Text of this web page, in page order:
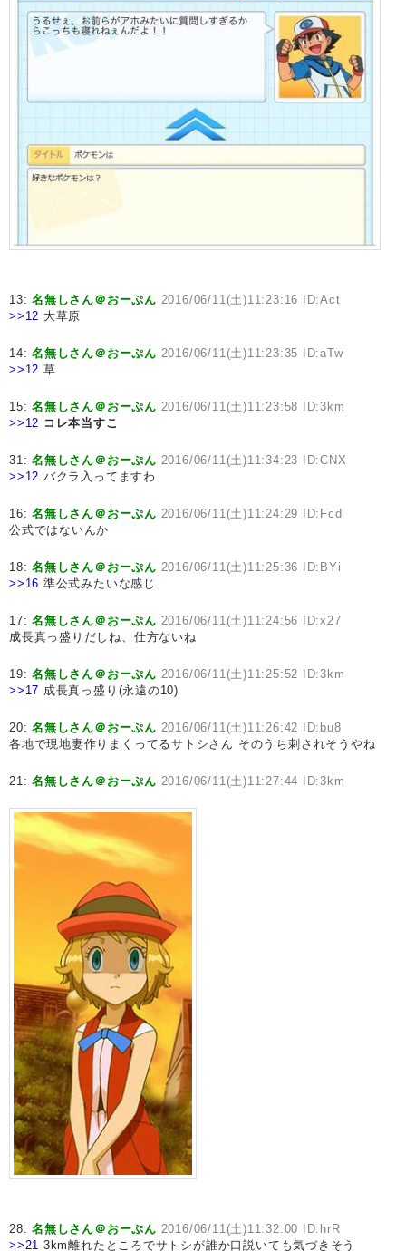
13:名無しさん＠おーぷん 2016/06/11(土)11:23:16 ID:Act
>>12 大草原
14:名無しさん＠おーぷん 2016/06/11(土)11:23:35 ID:aTw
>>12 草
15:名無しさん＠おーぷん 2016/06/11(土)11:23:58 ID:3km
>>12 コレ本当すこ
31:名無しさん＠おーぷん 2016/06/11(土)11:34:23 ID:CNX
>>12 バクラ入ってますわ
16:名無しさん＠おーぷん 2016/06/11(土)11:24:29 ID:Fcd
公式ではないんか
18:名無しさん＠おーぷん 2016/06/11(土)11:25:36 ID:BYi
>>16 準公式みたいな感じ
17:名無しさん＠おーぷん 2016/06/11(土)11:24:56 ID:x27
成長真っ盛りだしね、仕方ないね
19:名無しさん＠おーぷん 2016/06/11(土)11:25:52 ID:3km
>>17 成長真っ盛り(永遠の10)
20:名無しさん＠おーぷん 2016/06/11(土)11:26:42 ID:bu8
各地で現地妻作りまくってるサトシさん そのうち刺されそうやね
21:名無しさん＠おーぷん 2016/06/11(土)11:27:44 ID:3km
28:名無しさん＠おーぷん 2016/06/11(土)11:32:00 ID:hrR
>>21 3km離れたところでサトシが誰か口説いても気づきそう